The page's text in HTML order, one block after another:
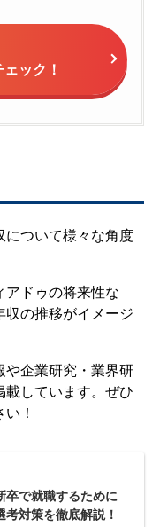
ック！
について様々な角度
アドゥの将来性な
収の推移がイメージ
や企業研究・業界研
載しています。ぜひ
！
卒で就職するために
対策を徹底解説！